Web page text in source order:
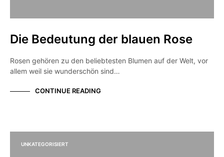
Die Bedeutung der blauen Rose
Rosen gehören zu den beliebtesten Blumen auf der Welt, vor
allem weil sie wunderschön sind…
CONTINUE READING
UNKATEGORISIERT